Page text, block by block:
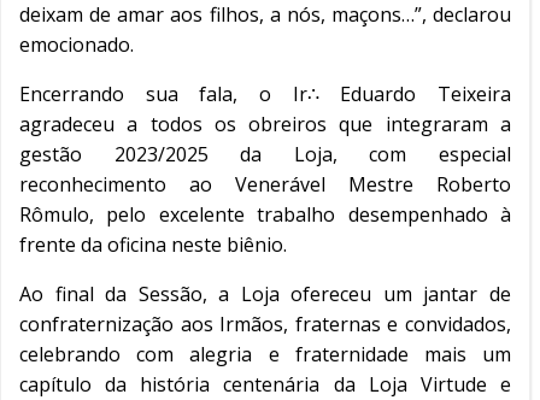
deixam de amar aos filhos, a nós, maçons…”, declarou
emocionado.
Encerrando sua fala, o Ir∴ Eduardo Teixeira
agradeceu a todos os obreiros que integraram a
gestão 2023/2025 da Loja, com especial
reconhecimento ao Venerável Mestre Roberto
Rômulo, pelo excelente trabalho desempenhado à
frente da oficina neste biênio.
Ao final da Sessão, a Loja ofereceu um jantar de
confraternização aos Irmãos, fraternas e convidados,
celebrando com alegria e fraternidade mais um
capítulo da história centenária da Loja Virtude e